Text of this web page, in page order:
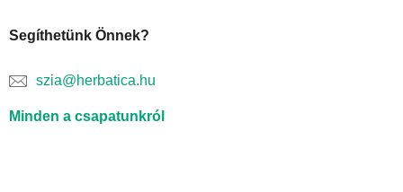
Segíthetünk Önnek?
szia@herbatica.hu
Minden a csapatunkról